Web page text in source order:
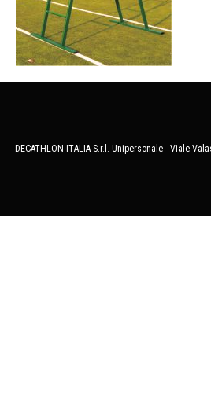
DECATHLON ITALIA S.r.l. Unipersonale - Viale